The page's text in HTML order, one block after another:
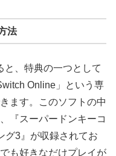
法
と、特典の一つとして
Online」という専
ます。このソフトの中
『スーパードンキーコ
グ3』が収録されてお
も好きなだけプレイが